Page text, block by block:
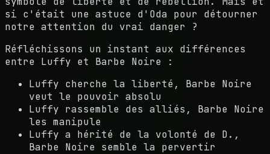
si c'était une astuce d'Oda pour détourner
notre attention du vrai danger ?
Réfléchissons un instant aux différences
entre Luffy et Barbe Noire :
Luffy cherche la liberté, Barbe Noire
veut le pouvoir absolu
Luffy rassemble des alliés, Barbe Noire
les manipule
Luffy a hérité de la volonté de D.,
Barbe Noire semble la pervertir